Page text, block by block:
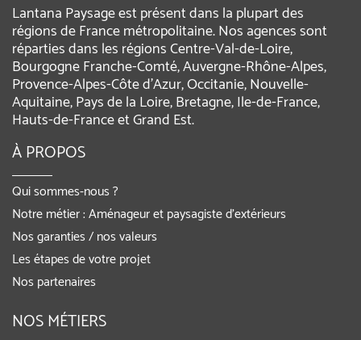
Lantana Paysage est présent dans la plupart des
régions de France métropolitaine. Nos agences sont
réparties dans les régions Centre-Val-de-Loire,
Bourgogne Franche-Comté, Auvergne-Rhône-Alpes,
Provence-Alpes-Côte d'Azur, Occitanie, Nouvelle-
Aquitaine, Pays de la Loire, Bretagne, Ile-de-France,
Hauts-de-France et Grand Est.
À PROPOS
Qui sommes-nous ?
Notre métier : Aménageur et paysagiste d’extérieurs
Nos garanties / nos valeurs
Les étapes de votre projet
Nos partenaires
NOS MÉTIERS